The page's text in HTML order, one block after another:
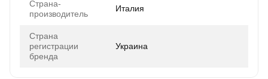
Страна-
производитель
Италия
Страна
регистрации
бренда
Украина